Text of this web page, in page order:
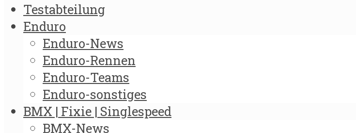
Testabteilung
Enduro
Enduro-News
Enduro-Rennen
Enduro-Teams
Enduro-sonstiges
BMX | Fixie | Singlespeed
BMX-News